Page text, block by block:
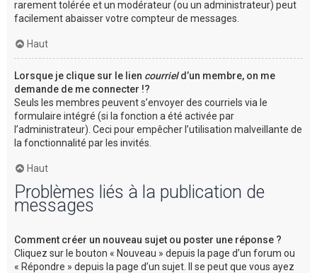
rarement tolérée et un modérateur (ou un administrateur) peut
facilement abaisser votre compteur de messages.
Haut
Lorsque je clique sur le lien courrield’un membre, on me
demande de me connecter !?
Seuls les membres peuvent s’envoyer des courriels via le
formulaire intégré (si la fonction a été activée par
l’administrateur). Ceci pour empêcher l’utilisation malveillante de
la fonctionnalité par les invités.
Haut
Problèmes liés à la publication de
messages
Comment créer un nouveau sujet ou poster une réponse ?
Cliquez sur le bouton « Nouveau » depuis la page d’un forum ou
« Répondre » depuis la page d’un sujet. Il se peut que vous ayez